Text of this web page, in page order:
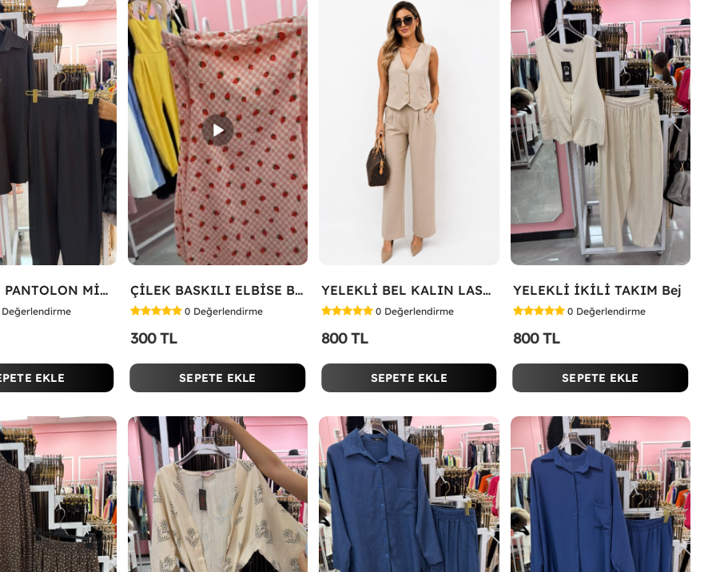
HAVUÇLU PANTOLON MİYASE TAKIM Siyah
Değerlendirme
EKLE
ÇİLEK BASKILI ELBİSE Bej
0 Değerlendirme
300 TL
SEPETE EKLE
YELEKLİ BEL KALIN LASTİK İKİLİ TAKIM Bej
0 Değerlendirme
800 TL
SEPETE EKLE
YELEKLİ İKİLİ TAKIM Bej
0 Değerlendirme
800 TL
SEPETE EKLE